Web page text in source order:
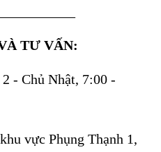
TƯ VẤN:
- Chủ Nhật, 7:00 -
vực Phụng Thạnh 1,